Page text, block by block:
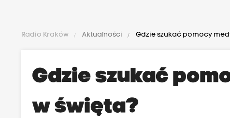
Radio Kraków Aktualności Gdzie szukać pomocy
Gdzie szukać
w święta?